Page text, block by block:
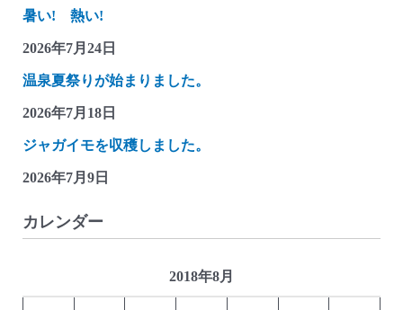
記
人
の
貯
箱)
暑い! 熱い!
2026年7月24日
温泉夏祭りが始まりました。
2026年7月18日
ジャガイモを収穫しました。
2026年7月9日
カレンダー
2018年8月